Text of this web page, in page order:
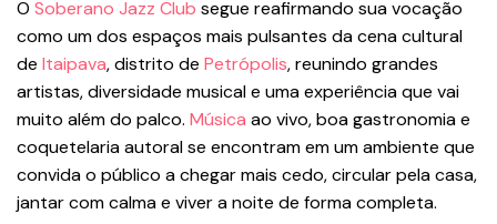
O Soberano Jazz Club segue reafirmando sua vocação
como um dos espaços mais pulsantes da cena cultural
de Itaipava, distrito de Petrópolis, reunindo grandes
artistas, diversidade musical e uma experiência que vai
muito além do palco. Música ao vivo, boa gastronomia e
coquetelaria autoral se encontram em um ambiente que
convida o público a chegar mais cedo, circular pela casa,
jantar com calma e viver a noite de forma completa.